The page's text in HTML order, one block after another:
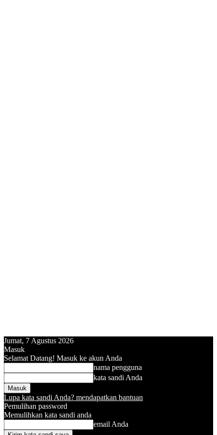
Jumat, 7 Agustus 2026
Masuk
Selamat Datang! Masuk ke akun Anda
nama pengguna
kata sandi Anda
Lupa kata sandi Anda? mendapatkan bantuan
Pemulihan password
Memulihkan kata sandi anda
email Anda